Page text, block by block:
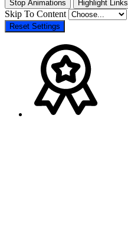
Stop Animations Highlight Links
Skip To Content
Reset Settings